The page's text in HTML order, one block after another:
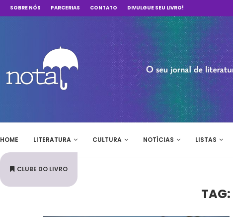
SOBRE NÓS PARCERIAS CONTATO DIVULGUE SEU LIVRO!
HOME LITERATURA CULTURA NOTÍCIAS LISTAS
CLUBE DO LIVRO
TAG: